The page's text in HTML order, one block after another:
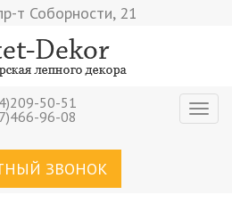
т Соборности, 21
50-51
96-08
ЗВОНОК